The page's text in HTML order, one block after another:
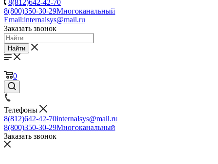
8(812)642-42-70
8(800)350-30-29Многоканальный
Email:internalsys@mail.ru
Заказать звонок
Найти
0
Телефоны
8(812)642-42-70internalsys@mail.ru
8(800)350-30-29Многоканальный
Заказать звонок